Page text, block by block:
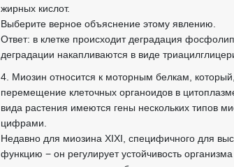
жирных кислот.
Выберите верное объяснение этому явлению.
Ответ: в клетке происходит деградация
деградации накапливаются в виде
4. Миозин относится к моторным белкам,
перемещение клеточных органоидов в
вида растения имеются гены нескольких типов
цифрами.
Недавно для миозина XIXI, специфичного для
функцию − он регулирует устойчивость